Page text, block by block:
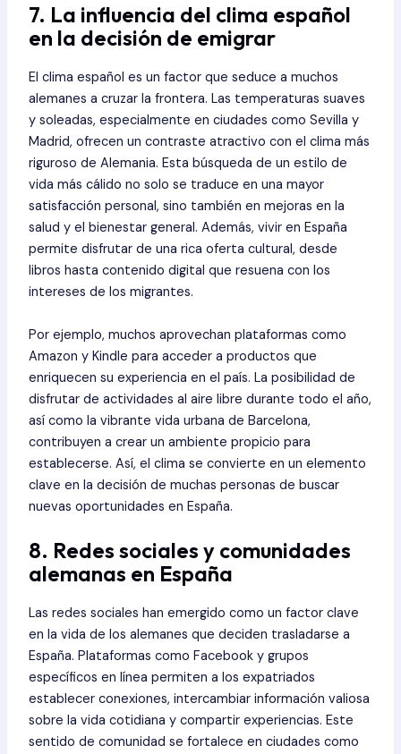
7. La influencia del clima español
en la decisión de emigrar
El clima español es un factor que seduce a muchos
alemanes a cruzar la frontera. Las temperaturas suaves
y soleadas, especialmente en ciudades como Sevilla y
Madrid, ofrecen un contraste atractivo con el clima más
riguroso de Alemania. Esta búsqueda de un estilo de
vida más cálido no solo se traduce en una mayor
satisfacción personal, sino también en mejoras en la
salud y el bienestar general. Además, vivir en España
permite disfrutar de una rica oferta cultural, desde
libros hasta contenido digital que resuena con los
intereses de los migrantes.
Por ejemplo, muchos aprovechan plataformas como
Amazon y Kindle para acceder a productos que
enriquecen su experiencia en el país. La posibilidad de
disfrutar de actividades al aire libre durante todo el año,
así como la vibrante vida urbana de Barcelona,
contribuyen a crear un ambiente propicio para
establecerse. Así, el clima se convierte en un elemento
clave en la decisión de muchas personas de buscar
nuevas oportunidades en España.
8. Redes sociales y comunidades
alemanas en España
Las redes sociales han emergido como un factor clave
en la vida de los alemanes que deciden trasladarse a
España. Plataformas como Facebook y grupos
específicos en línea permiten a los expatriados
establecer conexiones, intercambiar información valiosa
sobre la vida cotidiana y compartir experiencias. Este
sentido de comunidad se fortalece en ciudades como